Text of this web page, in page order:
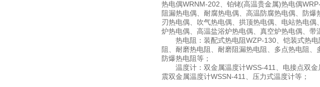
热电偶WRNM-202、铂铑(高温贵金属)热电偶
阻漏热电偶、耐腐热电偶、高温防腐热电偶、防
刃热电偶、吹气热电偶、拱顶热电偶、电站热电
炉热电偶、高温盐浴炉热电偶、真空炉热电偶、带
热电阻：装配式热电阻 WZP-130、铠装式热电
阻、耐磨热电阻、耐磨阻漏热电阻、多点热电阻
防爆热电阻等；
温度计：双金属温度计WSS-411 、电接点双金
震双金属温度计WSSN-411 、压力式温度计等；